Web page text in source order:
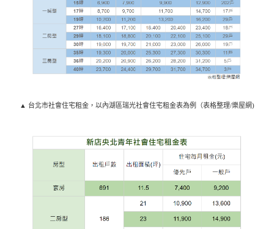
▲ 台北市社會住宅租金，以內湖區瑞光社會住宅租金表為例（表格整理/樂屋網)